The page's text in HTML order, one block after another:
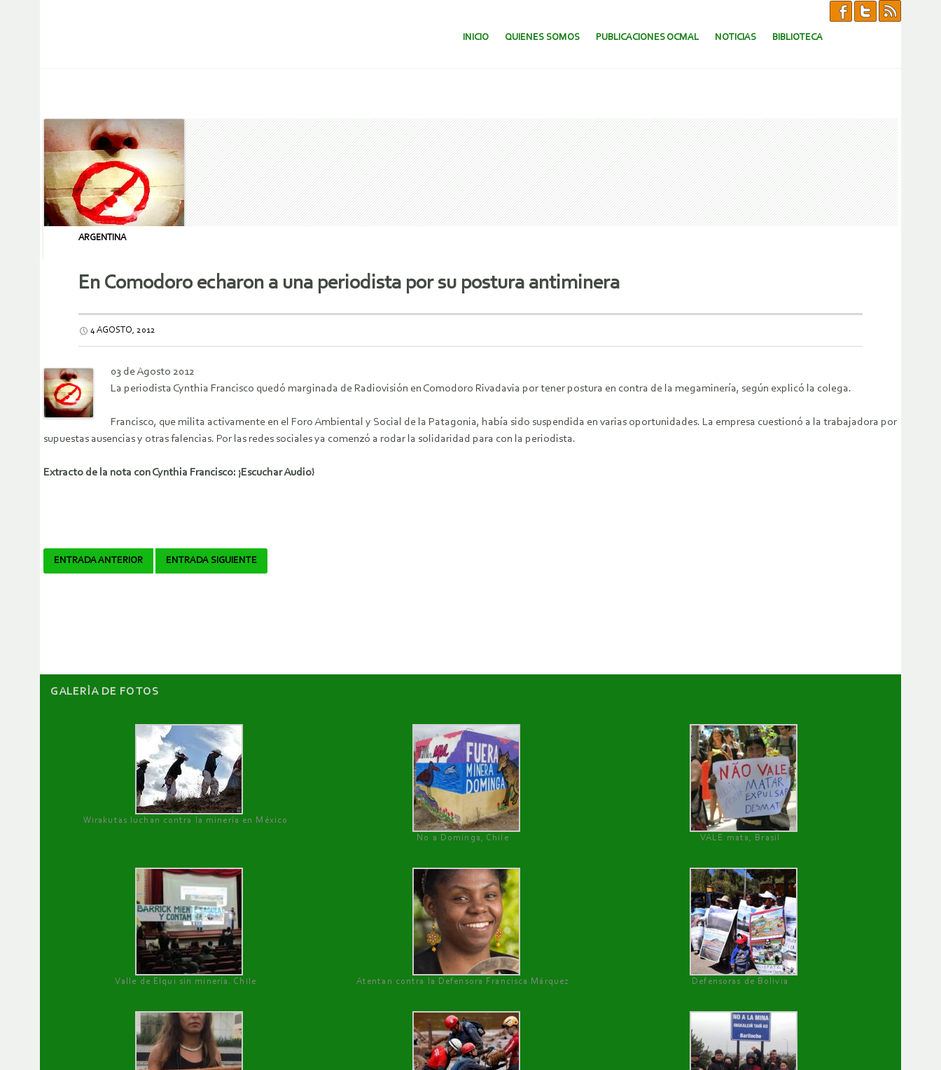
SALTAR AL CONTENIDO.
INICIO QUIENES SOMOS PUBLICACIONES OCMAL NOTICIAS BIBLIOTECA
ARGENTINA
En Comodoro echaron a una periodista por su postura antiminera
4 AGOSTO, 2012
03 de Agosto 2012
La periodista Cynthia Francisco quedó marginada de Radiovisión en Comodoro Rivadavia por tener postura en contra de la megaminería, según explicó la colega.
Francisco, que milita activamente en el Foro Ambiental y Social de la Patagonia, había sido suspendida en varias oportunidades. La empresa cuestionó a la trabajadora por
supuestas ausencias y otras falencias. Por las redes sociales ya comenzó a rodar la solidaridad para con la periodista.
Extracto de la nota con Cynthia Francisco: ¡Escuchar Audio!
Navegador
ENTRADA ANTERIOR ENTRADA SIGUIENTE
GALERÌA DE FOTOS
Wirakutas luchan contra la minería en México
No a Dominga, Chile
VALE mata, Brasil
Valle de Elqui sin minería. Chile Atentan contra la Defensora Francisca Márquez Defensoras de Bolivia